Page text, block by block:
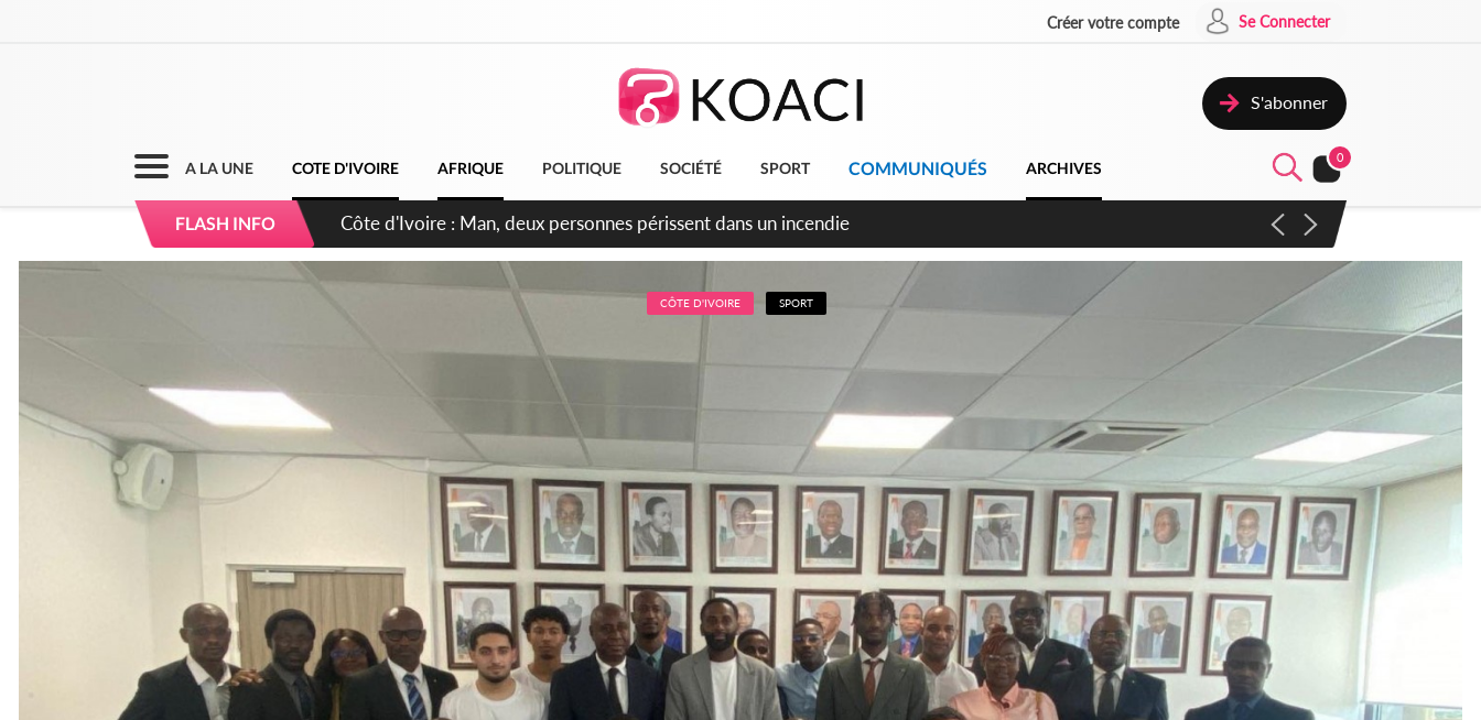
Créer votre compte Se Connecter
S'abonner
A LA UNE COTE D'IVOIRE AFRIQUE POLITIQUE SOCIÉTÉ SPORT COMMUNIQUÉS ARCHIVES
0
FLASH INFO
Côte d'Ivoire : Séileu, la célébration de la fête nationale transformée en vaste campagne contre les produits
dépigmentants dangereux
CÔTE D'IVOIRE SPORT